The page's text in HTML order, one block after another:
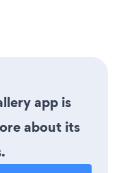
app is
about its